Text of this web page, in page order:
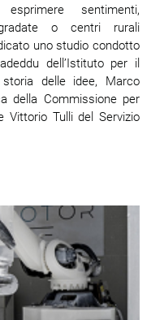
sentimenti,
o centri rurali
uno studio condotto
dell’Istituto per il
delle idee, Marco
della Commissione per
Vittorio Tulli del Servizio